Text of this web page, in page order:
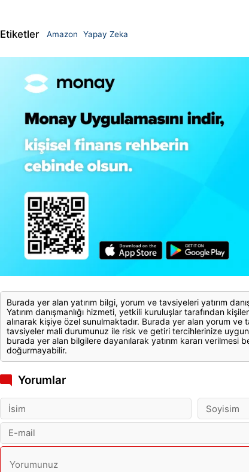
Etiketler Amazon Yapay Zeka
Burada yer alan yatırım bilgi, yorum ve tavsiyeleri yatırım
Yatırım danışmanlığı hizmeti, yetkili kuruluşlar tarafından
alınarak kişiye özel sunulmaktadır. Burada yer alan yorum ve
tavsiyeler mali durumunuz ile risk ve getiri tercihlerinize
burada yer alan bilgilere dayanılarak yatırım kararı verilmesi
doğurmayabilir.
Yorumlar